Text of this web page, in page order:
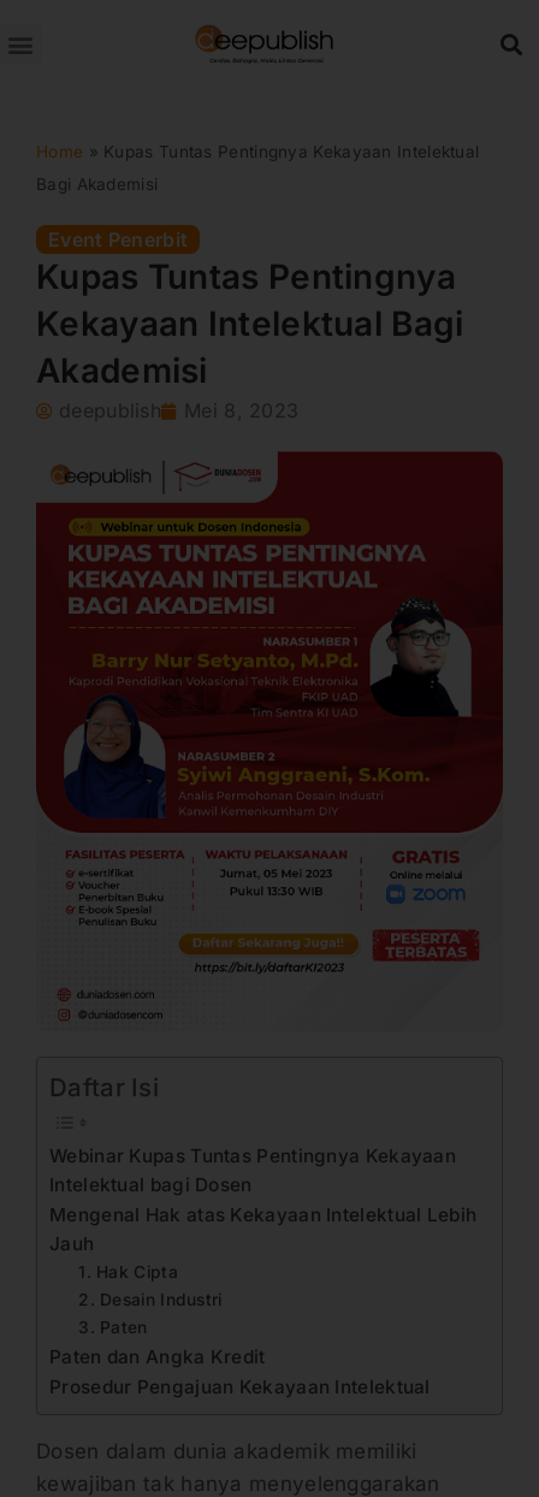
ke
Home » Kupas Tuntas Pentingnya Kekayaan Intelektual
Bagi Akademisi
Event Penerbit
Kupas Tuntas Pentingnya
Kekayaan Intelektual Bagi
Akademisi
deepublish Mei 8, 2023
Daftar Isi
Webinar Kupas Tuntas Pentingnya Kekayaan
Intelektual bagi Dosen
Mengenal Hak atas Kekayaan Intelektual Lebih
Jauh
1. Hak Cipta
2. Desain Industri
3. Paten
Paten dan Angka Kredit
Prosedur Pengajuan Kekayaan Intelektual
Dosen dalam dunia akademik memiliki
kewajiban tak hanya menyelenggarakan